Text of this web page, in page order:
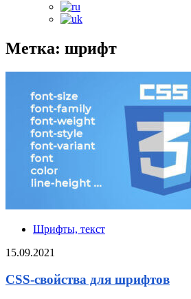
Метка: шрифт
Шрифты, текст
15.09.2021
CSS-свойства для шрифтов